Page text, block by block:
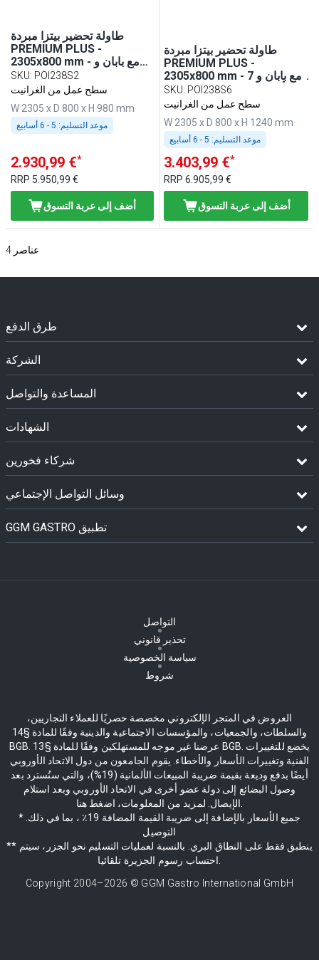
طاولة تحضير بيتزا مبردة
PREMIUM PLUS -
2305x800 mm - مع بابان و
درجان - سطح عمل جرانيت
SKU: POI238S2
سطح عمل من الغرانيت
W 2305 x D 800 x H 980 mm
موعد التسليم:
2.930,99 €*
RRP 5.950,99 €
أضف إلى عربة التسوق
طاولة تحضير بيتزا مبردة
PREMIUM PLUS -
2305x800 mm - مع بابان و 7
أدراج - سطح عمل جرانيت
SKU: POI238S6
سطح عمل من الغرانيت
W 2305 x D 800 x H 1240 mm
موعد التسليم:
3.403,99 €*
RRP6.905,99 €
أضف إلى عربة التسوق
4 عناصر
طرق الدفع
الشركة
المساعدة والتواصل
الشهادات
شركاء فخورين
وسائل التواصل الإجتماعي
GGM GASTRO تطبيق
التواصل
تحذير قانوني
سياسة الخصوصية
شروط
العروض في المتجر الإلكتروني مخصصة حصريًا للعملاء التجاريين،
والسلطات، والجمعيات، والمؤسسات الاجتماعية والدينية وفقًا للمادة §14
BGB. عرضنا غير موجه للمستهلكين وفقًا للمادة §13 BGB. يخضع للتغييرات
الفنية وتغييرات الأسعار والأخطاء. يقوم الجامعون من دول الاتحاد الأوروبي
أيضًا بدفع وديعة بقيمة ضريبة المبيعات الألمانية (19%)، والتي ستُسترد بعد
وصول البضائع إلى دولة عضو أخرى في الاتحاد الأوروبي وبعد استلام
* جميع الأسعار بالإضافة إلى ضريبة القيمة المضافة 19٪ ، بما في ذلك.
التوصيل
** ينطبق فقط على النطاق البري. بالنسبة لعمليات التسليم نحو الجزر، سيتم
Copyright 2004–2026 © GGM Gastro International GmbH